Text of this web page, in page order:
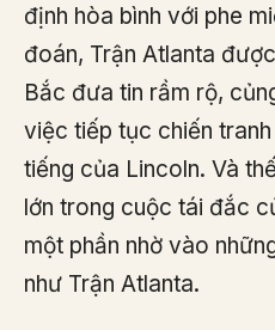
định hòa bình với phe
đoán, Trận Atlanta
Bắc đưa tin rầm rộ,
việc tiếp tục chiến
tiếng của Lincoln. Và
lớn trong cuộc tái đắc
một phần nhờ vào
như Trận Atlanta.